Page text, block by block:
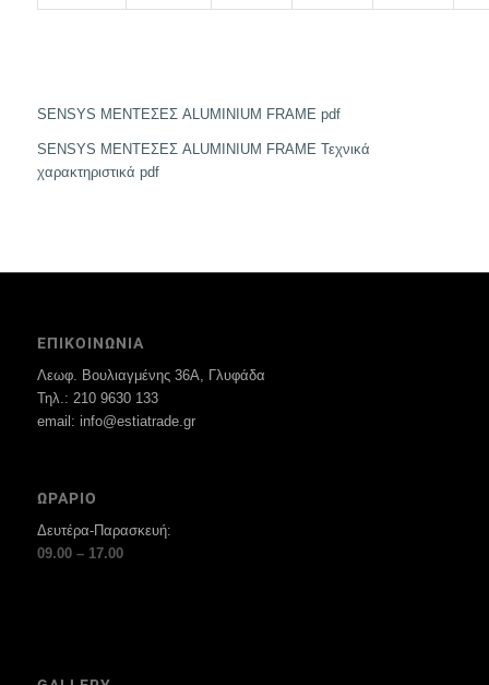
SENSYS ΜΕΝΤΕΣΕΣ ALUMINIUM FRAME pdf
SENSYS ΜΕΝΤΕΣΕΣ ALUMINIUM FRAME Τεχνικά
χαρακτηριστικά pdf
ΕΠΙΚΟΙΝΩΝΙΑ
Λεωφ. Βουλιαγμένης 36Α, Γλυφάδα
Τηλ.: 210 9630 133
email: info@estiatrade.gr
ΩΡΑΡΙΟ
Δευτέρα-Παρασκευή:
09.00 – 17.00